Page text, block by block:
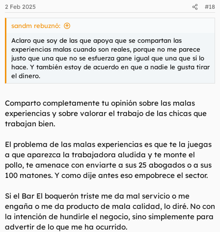
e
s
2 Feb 2025 #18
sandm rebuznó:
Aclaro que soy de las que apoya que se compartan las
experiencias malas cuando son reales, porque no me parece
justo que una que no se esfuerza gane igual que una que sí lo
hace. Y también estoy de acuerdo en que a nadie le gusta tirar
el dinero.
Comparto completamente tu opinión sobre las malas
experiencias y sobre valorar el trabajo de las chicas que
trabajan bien.
El problema de las malas experiencias es que te la juegas
a que aparezca la trabajadora aludida y te monte el
pollo, te amenace con enviarte a sus 25 abogados o a sus
100 matones. Y como dije antes eso empobrece el sector.
Si el Bar El boquerón triste me da mal servicio o me
engaña o me da producto de mala calidad, lo diré. No con
la intención de hundirle el negocio, sino simplemente para
advertir de lo que me ha ocurrido.